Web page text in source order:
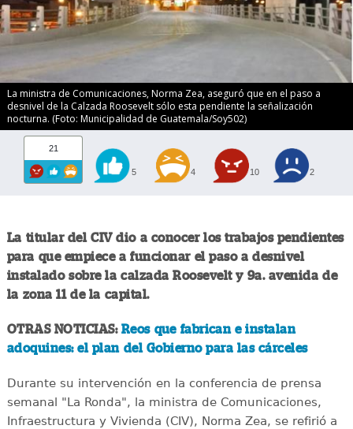
La ministra de Comunicaciones, Norma Zea, aseguró que en el paso a
desnivel de la Calzada Roosevelt sólo esta pendiente la señalización
nocturna. (Foto: Municipalidad de Guatemala/Soy502)
21
5 4 10 2
La titular del CIV dio a conocer los trabajos pendientes
para que empiece a funcionar el paso a desnivel
instalado sobre la calzada Roosevelt y 9a. avenida de
la zona 11 de la capital.
OTRAS NOTICIAS: Reos que fabrican e instalan
adoquines: el plan del Gobierno para las cárceles
Durante su intervención en la conferencia de prensa
semanal "La Ronda", la ministra de Comunicaciones,
Infraestructura y Vivienda (CIV), Norma Zea, se refirió a